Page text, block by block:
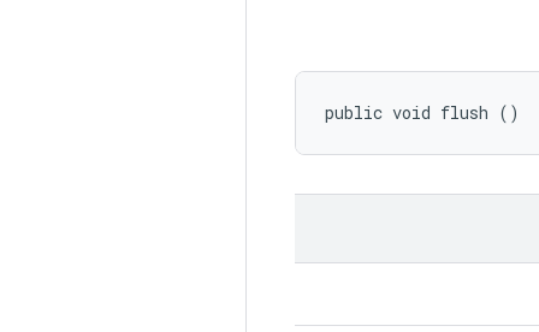
public void flush ()